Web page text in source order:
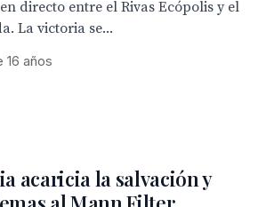
directo entre el Rivas Ecópolis y el
La victoria se...
16 años
acaricia la salvación y